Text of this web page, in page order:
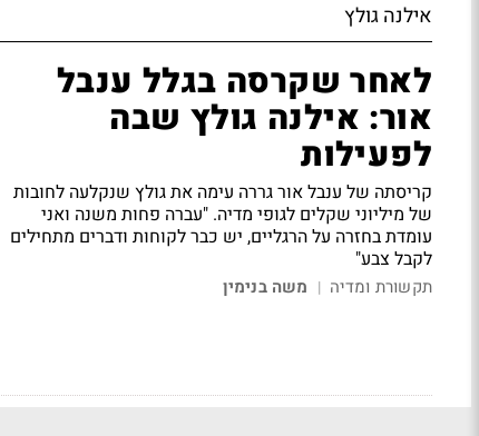
אילנה גולץ
לאחר שקרסה בגלל ענבל
אור: אילנה גולץ שבה
לפעילות
קריסתה של ענבל אור גררה עימה את גולץ שנקלעה לחובות
של מיליוני שקלים לגופי מדיה. "עברה פחות משנה ואני
עומדת בחזרה על הרגליים, יש כבר לקוחות ודברים מתחילים
לקבל צבע"
תקשורת ומדיה | משה בנימין